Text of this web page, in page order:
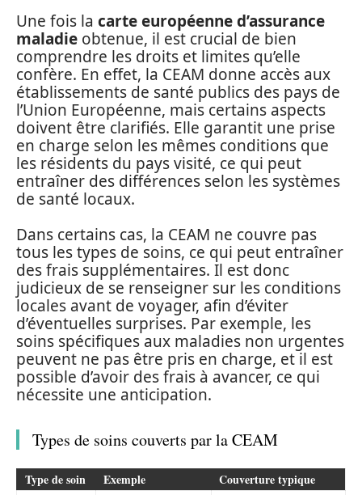
Une fois la carte européenne d’assurance
maladie obtenue, il est crucial de bien
comprendre les droits et limites qu’elle
confère. En effet, la CEAM donne accès aux
établissements de santé publics des pays de
l’Union Européenne, mais certains aspects
doivent être clarifiés. Elle garantit une prise
en charge selon les mêmes conditions que
les résidents du pays visité, ce qui peut
entraîner des différences selon les systèmes
de santé locaux.
Dans certains cas, la CEAM ne couvre pas
tous les types de soins, ce qui peut entraîner
des frais supplémentaires. Il est donc
judicieux de se renseigner sur les conditions
locales avant de voyager, afin d’éviter
d’éventuelles surprises. Par exemple, les
soins spécifiques aux maladies non urgentes
peuvent ne pas être pris en charge, et il est
possible d’avoir des frais à avancer, ce qui
nécessite une anticipation.
Types de soins couverts par la CEAM
Type de soin Exemple Couverture typique